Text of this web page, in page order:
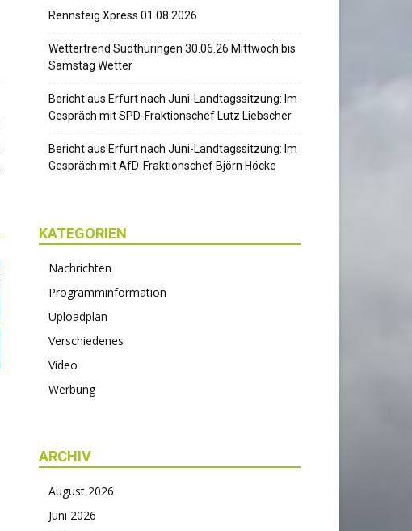
Rennsteig Xpress 01.08.2026
Wettertrend Südthüringen 30.06.26 Mittwoch bis
Samstag Wetter
Bericht aus Erfurt nach Juni-Landtagssitzung: Im
Gespräch mit SPD-Fraktionschef Lutz Liebscher
Bericht aus Erfurt nach Juni-Landtagssitzung: Im
Gespräch mit AfD-Fraktionschef Björn Höcke
KATEGORIEN
Nachrichten
Programminformation
Uploadplan
Verschiedenes
Video
Werbung
ARCHIV
August 2026
Juni 2026